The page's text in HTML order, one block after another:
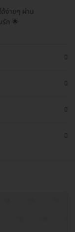
ด้ง่ายๆ ผ่าน
ก 🌟